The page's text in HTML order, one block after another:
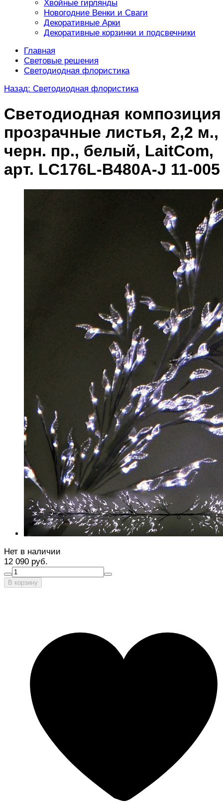
Хвойные гирлянды
Новогодние Венки и Сваги
Декоративные Арки
Декоративные корзинки и подсвечники
Главная
Световые решения
Светодиодная флористика
Назад: Светодиодная флористика
Светодиодная композиция
прозрачные листья, 2,2 м.,
черн. пр., белый, LaitCom,
арт. LC176L-B480A-J 11-005
Нет в наличии
12 090 руб.
В корзину